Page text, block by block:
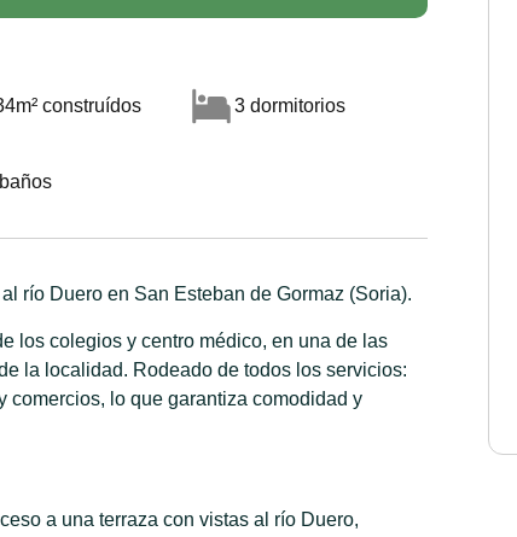
construídos 3 dormitorios
río Duero en San Esteban de Gormaz (Soria).
los colegios y centro médico, en una de las
la localidad. Rodeado de todos los servicios:
comercios, lo que garantiza comodidad y
a una terraza con vistas al río Duero,